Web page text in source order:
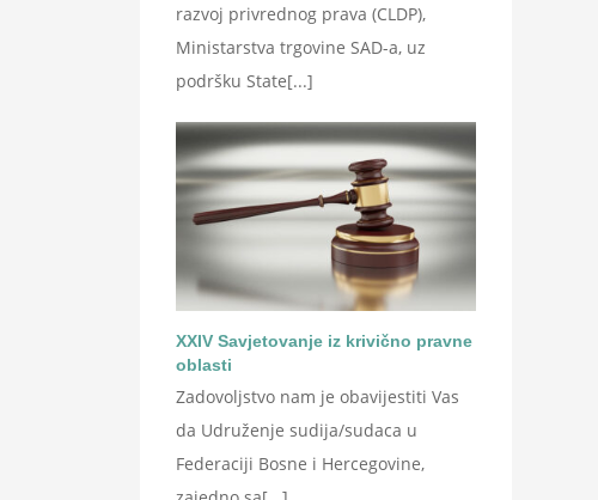
razvoj privrednog prava (CLDP),
Ministarstva trgovine SAD-a, uz
podršku State[...]
XXIV Savjetovanje iz krivično pravne
oblasti
Zadovoljstvo nam je obavijestiti Vas
da Udruženje sudija/sudaca u
Federaciji Bosne i Hercegovine,